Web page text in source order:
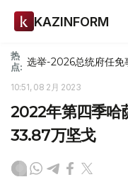
KAZINFORM
热
点: 选举-2026总统府任免
10:51, 08 2月 2023
2022年第四季哈
33.87万坚戈